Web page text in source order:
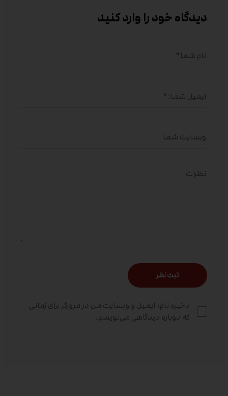
دیدگاه خود را وارد کنید
ذخیره نام، ایمیل و وبسایت من در مرورگر برای زمانی
که دوباره دیدگاهی می‌نویسم.